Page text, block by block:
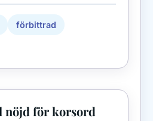
förbittrad
nöjd för korsord